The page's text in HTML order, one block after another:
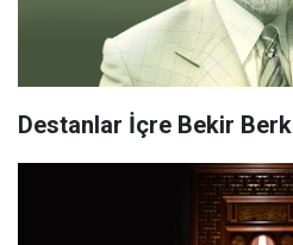
Destanlar İçre Bekir Berk